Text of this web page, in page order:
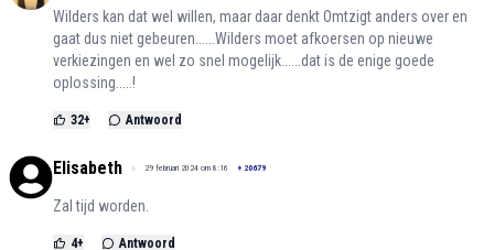
Wilders kan dat wel willen, maar daar denkt Omtzigt anders over en
gaat dus niet gebeuren......Wilders moet afkoersen op nieuwe
verkiezingen en wel zo snel mogelijk......dat is de enige goede
oplossing.....!
32+ Antwoord
Elisabeth 29 februari 2024 om 8:16 + 20679
Zal tijd worden.
4+ Antwoord